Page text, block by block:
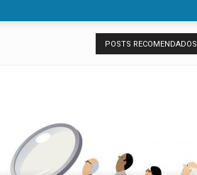
POSTS RECOMENDADOS